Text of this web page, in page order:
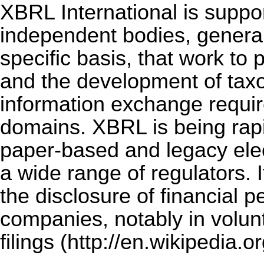
XBRL International is
independent bodies,
specific basis, that work to
and the development of
information exchange
domains. XBRL is being
paper-based and legacy
a wide range of regulators.
the disclosure of financial
companies, notably in
filings